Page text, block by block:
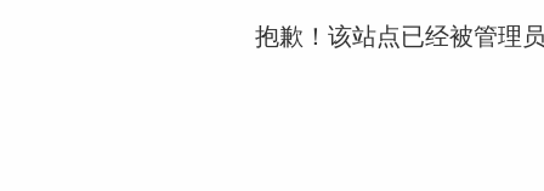
抱歉！该站点已经被管理